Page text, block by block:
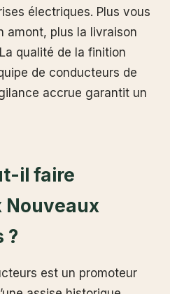
électriques. Plus vous
amont, plus la livraison
qualité de la finition
de conducteurs de
accrue garantit un
il faire
Nouveaux
?
est un promoteur